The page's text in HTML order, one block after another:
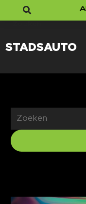
STADSAUTO